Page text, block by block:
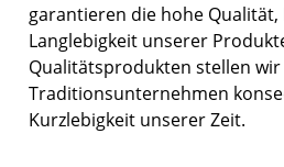
garantieren die hohe
Langlebigkeit unserer
Qualitätsprodukten stellen wir
Traditionsunternehmen
Kurzlebigkeit unserer Zeit.